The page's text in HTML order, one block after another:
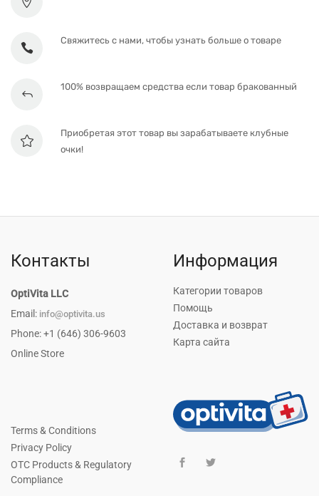
Свяжитесь с нами, чтобы узнать больше о товаре
100% возвращаем средства если товар бракованный
Приобретая этот товар вы зарабатываете клубные
очки!
Контакты
OptiVita LLC
Email: info@optivita.us
Phone: +1 (646) 306-9603
Online Store
Информация
Категории товаров
Помощь
Доставка и возврат
Карта сайта
Terms & Conditions
Privacy Policy
OTC Products & Regulatory
Compliance